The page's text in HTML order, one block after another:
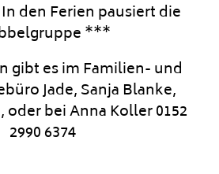
den Ferien pausiert die
***
gibt es im Familien- und
Jade, Sanja Blanke,
oder bei Anna Koller 0152
2990 6374